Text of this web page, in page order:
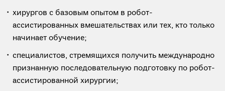
хирургов с базовым опытом в робот-
ассистированных вмешательствах или тех, кто только
начинает обучение;
специалистов, стремящихся получить международно
признанную последовательную подготовку по робот-
ассистированной хирургии;